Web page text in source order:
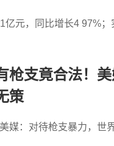
亿元，同比增长4 97%；
枪支竟合法！
策
媒：对待枪支暴力，世